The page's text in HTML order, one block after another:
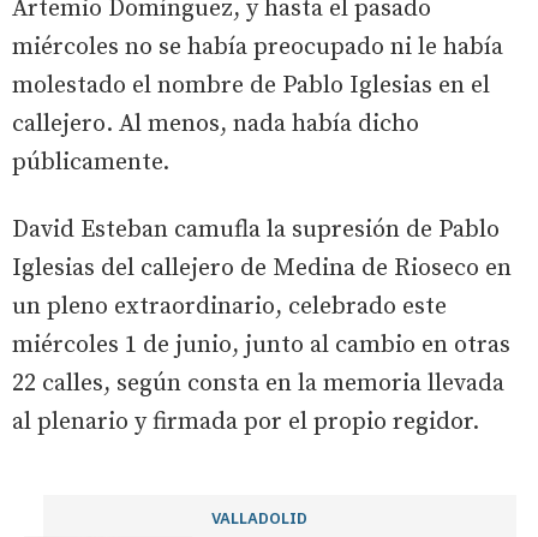
Artemio Domínguez, y hasta el pasado
miércoles no se había preocupado ni le había
molestado el nombre de Pablo Iglesias en el
callejero. Al menos, nada había dicho
públicamente.
David Esteban camufla la supresión de Pablo
Iglesias del callejero de Medina de Rioseco en
un pleno extraordinario, celebrado este
miércoles 1 de junio, junto al cambio en otras
22 calles, según consta en la memoria llevada
al plenario y firmada por el propio regidor.
VALLADOLID